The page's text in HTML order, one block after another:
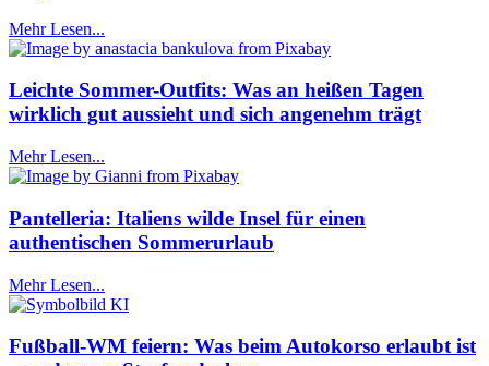
Mehr Lesen...
Leichte Sommer-Outfits: Was an heißen Tagen
wirklich gut aussieht und sich angenehm trägt
Mehr Lesen...
Pantelleria: Italiens wilde Insel für einen
authentischen Sommerurlaub
Mehr Lesen...
Fußball-WM feiern: Was beim Autokorso erlaubt ist